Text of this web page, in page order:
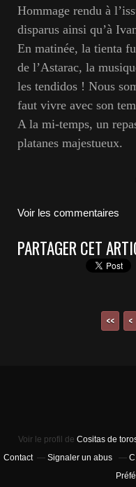
Hommage rendu à
disparus ainsi qu’à
En matinée, la tienta
de l’Astarac, la
les tendidos ! Nous
faut vivre avec son
A la mi-temps, un
platanes majestueux.
Gilbert
Voir les commentaires
PARTAGER CET
<< <
Voir le profil de Cositas de
Contact
Signaler un abus